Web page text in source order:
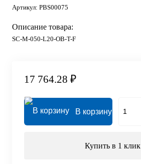
Артикул: PBS00075
Описание товара:
SC-M-050-L20-OB-T-F
17 764.28 ₽
В корзину
Купить в 1 клик